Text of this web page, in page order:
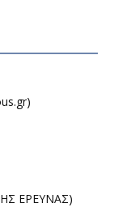
ΕΡΕΥΝΑΣ)